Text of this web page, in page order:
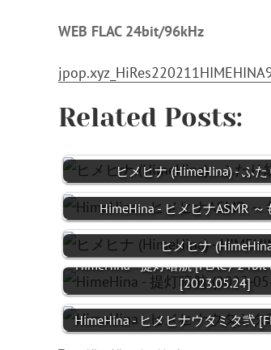
WEB FLAC 24bit/96kHz
Related Posts:
ヒメヒナ (HimeHina) - ふ
HimeHina - ヒメヒナASMR
ヒメヒナ
HimeHina - 提灯暗航 [FLAC / 24bit
[2023.05.24]
HimeHina - ヒメヒナウタミタ弐